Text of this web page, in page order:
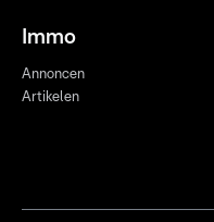
Immo
Annoncen
Artikelen